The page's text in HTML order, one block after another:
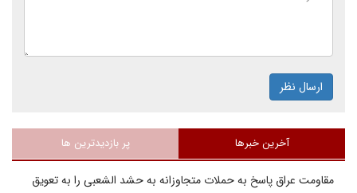
ارسال نظر
آخرین خبرها پر بازدیدترین ها
مقاومت عراق پاسخ به حملات متجاوزانه به حشد الشعبی را به تعویق